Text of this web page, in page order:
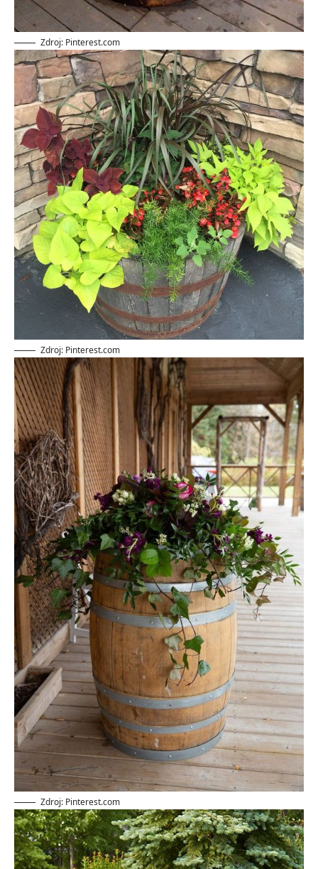
Zdroj: Pinterest.com
Zdroj: Pinterest.com
Zdroj: Pinterest.com